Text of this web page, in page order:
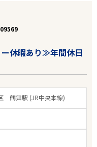
休暇あり≫年間休日
鶴舞駅 (JR中央本線)